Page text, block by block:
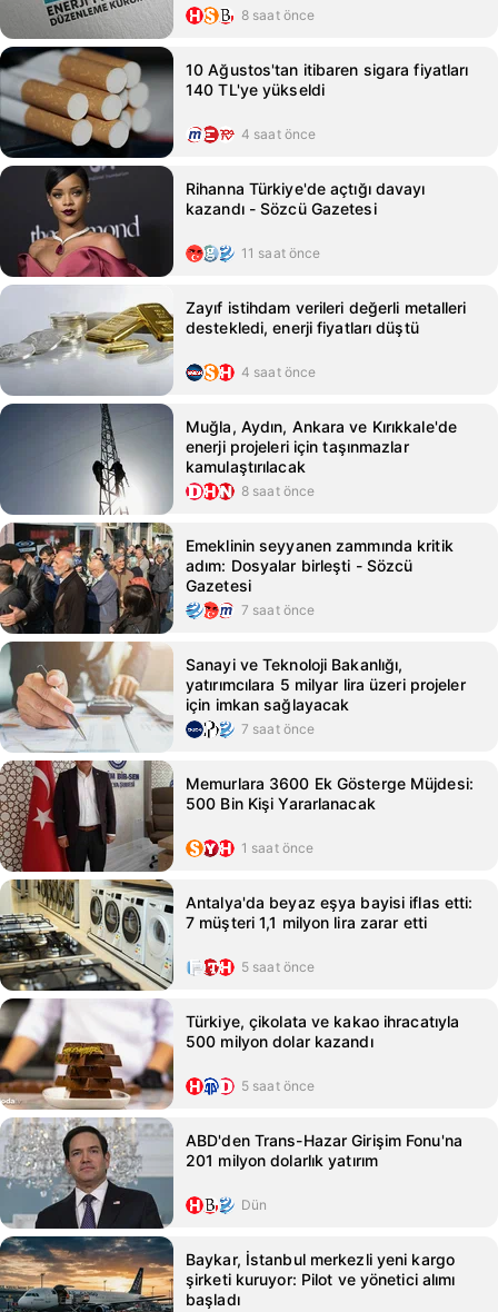
8 saat önce
10 Ağustos'tan itibaren sigara fiyatları
140 TL'ye yükseldi
4 saat önce
Rihanna Türkiye'de açtığı davayı
kazandı - Sözcü Gazetesi
11 saat önce
Zayıf istihdam verileri değerli metalleri
destekledi, enerji fiyatları düştü
4 saat önce
Muğla, Aydın, Ankara ve Kırıkkale'de
enerji projeleri için taşınmazlar
kamulaştırılacak
8 saat önce
Emeklinin seyyanen zammında kritik
adım: Dosyalar birleşti - Sözcü
Gazetesi
7 saat önce
Sanayi ve Teknoloji Bakanlığı,
yatırımcılara 5 milyar lira üzeri projeler
için imkan sağlayacak
7 saat önce
Memurlara 3600 Ek Gösterge Müjdesi:
500 Bin Kişi Yararlanacak
1 saat önce
Antalya'da beyaz eşya bayisi iflas etti:
7 müşteri 1,1 milyon lira zarar etti
5 saat önce
Türkiye, çikolata ve kakao ihracatıyla
500 milyon dolar kazandı
5 saat önce
ABD'den Trans-Hazar Girişim Fonu'na
201 milyon dolarlık yatırım
Dün
Baykar, İstanbul merkezli yeni kargo
şirketi kuruyor: Pilot ve yönetici alımı
başladı